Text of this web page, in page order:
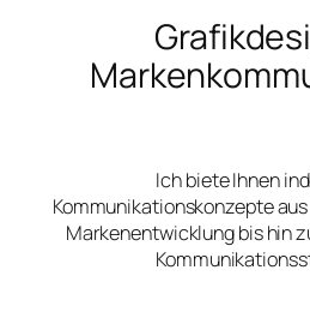
Ich biete Ihnen
Kommunikationskonzepte
Markenentwicklung bis hin